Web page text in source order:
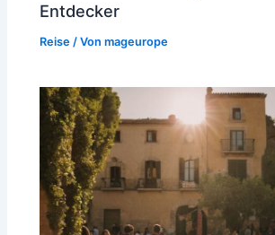
Entdecker
Reise / Vonmageurope